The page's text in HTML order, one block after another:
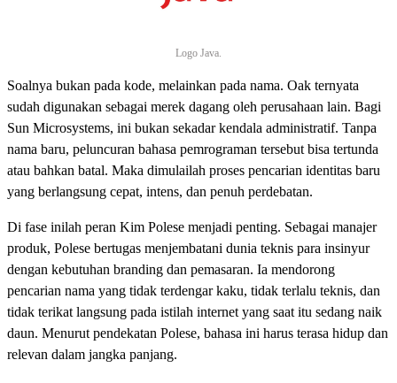
Logo Java.
Soalnya bukan pada kode, melainkan pada nama. Oak ternyata
sudah digunakan sebagai merek dagang oleh perusahaan lain. Bagi
Sun Microsystems, ini bukan sekadar kendala administratif. Tanpa
nama baru, peluncuran bahasa pemrograman tersebut bisa tertunda
atau bahkan batal. Maka dimulailah proses pencarian identitas baru
yang berlangsung cepat, intens, dan penuh perdebatan.
Di fase inilah peran Kim Polese menjadi penting. Sebagai manajer
produk, Polese bertugas menjembatani dunia teknis para insinyur
dengan kebutuhan branding dan pemasaran. Ia mendorong
pencarian nama yang tidak terdengar kaku, tidak terlalu teknis, dan
tidak terikat langsung pada istilah internet yang saat itu sedang naik
daun. Menurut pendekatan Polese, bahasa ini harus terasa hidup dan
relevan dalam jangka panjang.